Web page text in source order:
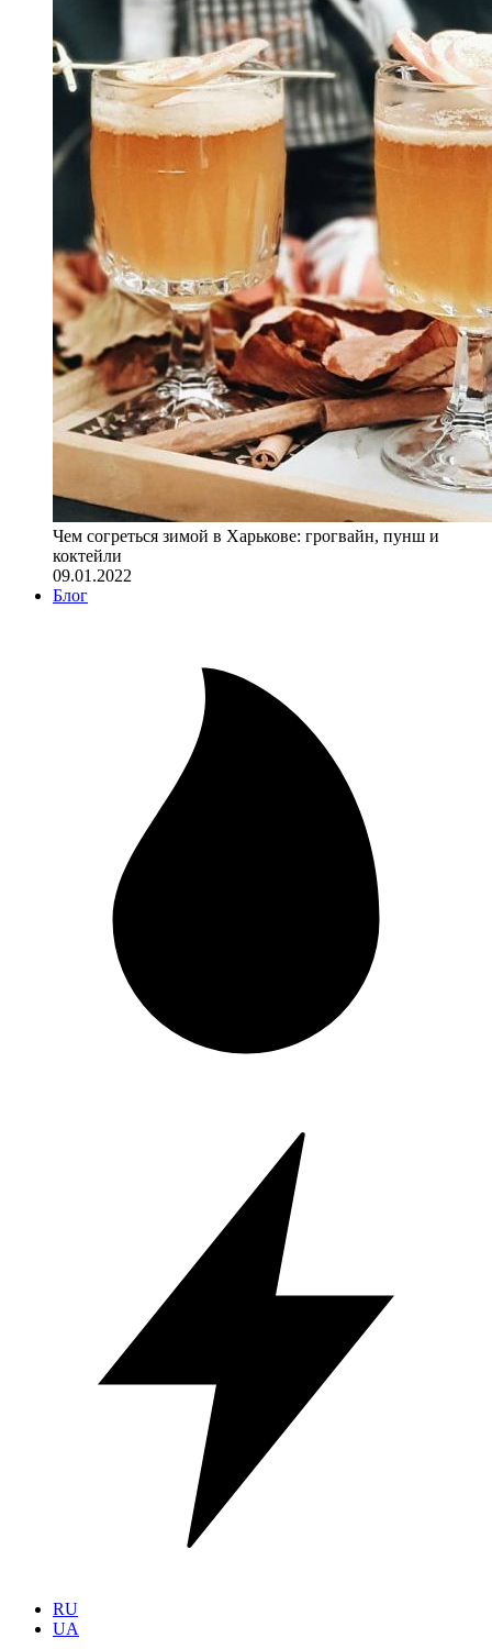
Чем согреться зимой в Харькове: грогвайн, пунш и
коктейли
09.01.2022
Блог
RU
UA